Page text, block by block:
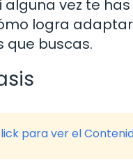
alguna vez te
logra
buscas.
para ver el